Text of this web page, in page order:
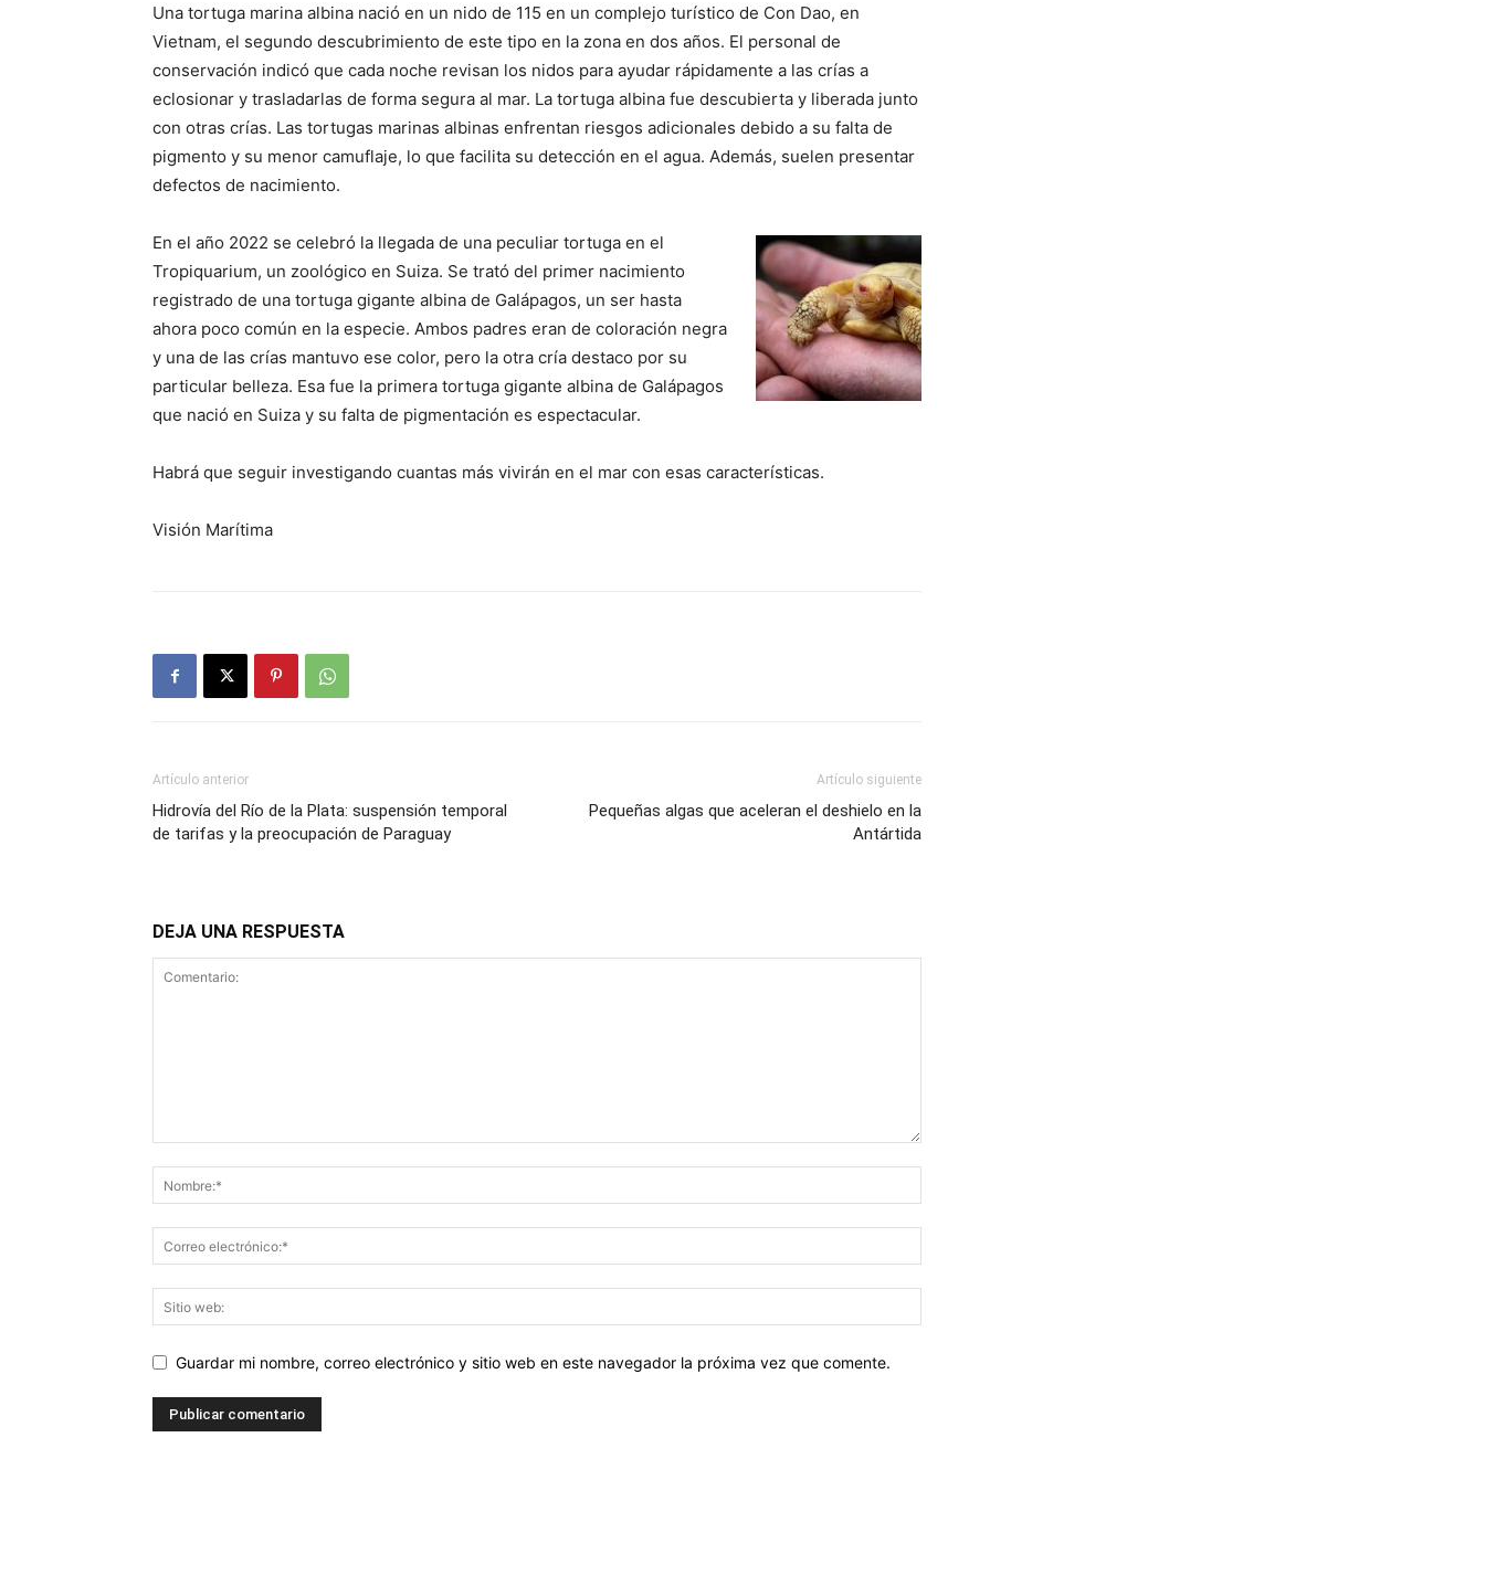
Una tortuga marina albina nació en un nido de 115 en un complejo turístico de Con Dao, en
Vietnam, el segundo descubrimiento de este tipo en la zona en dos años. El personal de
conservación indicó que cada noche revisan los nidos para ayudar rápidamente a las crías a
eclosionar y trasladarlas de forma segura al mar. La tortuga albina fue descubierta y liberada junto
con otras crías. Las tortugas marinas albinas enfrentan riesgos adicionales debido a su falta de
pigmento y su menor camuflaje, lo que facilita su detección en el agua. Además, suelen presentar
defectos de nacimiento.
En el año 2022 se celebró la llegada de una peculiar tortuga en el
Tropiquarium, un zoológico en Suiza. Se trató del primer nacimiento
registrado de una tortuga gigante albina de Galápagos, un ser hasta
ahora poco común en la especie. Ambos padres eran de coloración negra
y una de las crías mantuvo ese color, pero la otra cría destaco por su
particular belleza. Esa fue la primera tortuga gigante albina de Galápagos
que nació en Suiza y su falta de pigmentación es espectacular.
Habrá que seguir investigando cuantas más vivirán en el mar con esas características.
Visión Marítima
Artículo anterior
Hidrovía del Río de la Plata: suspensión temporal
de tarifas y la preocupación de Paraguay
Artículo siguiente
Pequeñas algas que aceleran el deshielo en la
Antártida
DEJA UNA RESPUESTA
Guardar mi nombre, correo electrónico y sitio web en este navegador la próxima vez que comente.